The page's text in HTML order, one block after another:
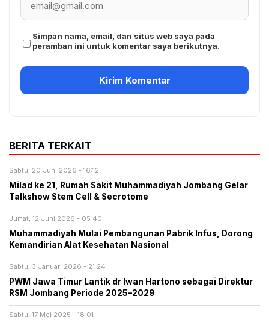
Simpan nama, email, dan situs web saya pada
peramban ini untuk komentar saya berikutnya.
BERITA TERKAIT
Sabtu, 20 Juni 2026 - 16:12
Milad ke 21, Rumah Sakit Muhammadiyah Jombang Gelar
Talkshow Stem Cell & Secrotome
Jumat, 12 Juni 2026 - 05:40
Muhammadiyah Mulai Pembangunan Pabrik Infus, Dorong
Kemandirian Alat Kesehatan Nasional
Sabtu, 3 Januari 2026 - 21:24
PWM Jawa Timur Lantik dr Iwan Hartono sebagai Direktur
RSM Jombang Periode 2025–2029
Sabtu, 17 Mei 2025 - 18:01